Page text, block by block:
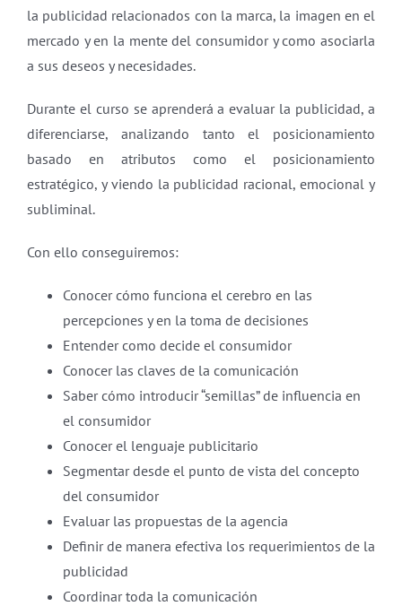
la publicidad relacionados con la marca, la imagen en el
mercado y en la mente del consumidor y como asociarla
a sus deseos y necesidades.
Durante el curso se aprenderá a evaluar la publicidad, a
diferenciarse, analizando tanto el posicionamiento
basado en atributos como el posicionamiento
estratégico, y viendo la publicidad racional, emocional y
subliminal.
Con ello conseguiremos:
Conocer cómo funciona el cerebro en las
percepciones y en la toma de decisiones
Entender como decide el consumidor
Conocer las claves de la comunicación
Saber cómo introducir “semillas” de influencia en
el consumidor
Conocer el lenguaje publicitario
Segmentar desde el punto de vista del concepto
del consumidor
Evaluar las propuestas de la agencia
Definir de manera efectiva los requerimientos de la
publicidad
Coordinar toda la comunicación